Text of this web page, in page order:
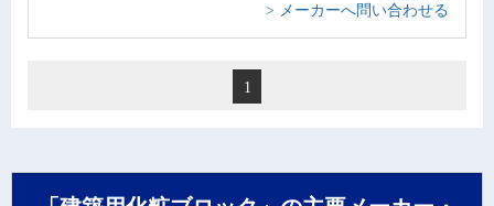
> メーカーへ問い合わせる
1